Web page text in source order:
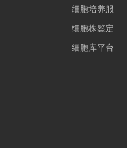
细胞培养服
细胞株鉴定
细胞库平台